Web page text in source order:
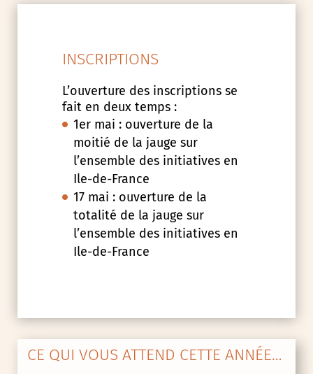
INSCRIPTIONS
L’ouverture des inscriptions se
fait en deux temps :
1er mai : ouverture de la
moitié de la jauge sur
l’ensemble des initiatives en
Ile-de-France
17 mai : ouverture de la
totalité de la jauge sur
l’ensemble des initiatives en
Ile-de-France
CE QUI VOUS ATTEND CETTE ANNÉE…